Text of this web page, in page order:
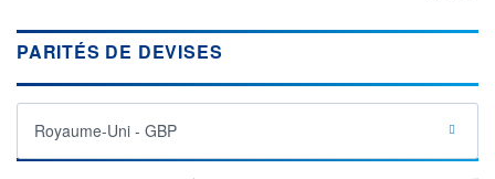
PARITÉS DE DEVISES
Royaume-Uni - GBP